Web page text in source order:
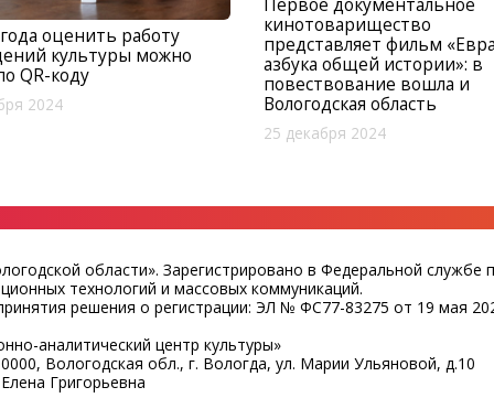
оценить работу
культуры можно
QR-коду
2024
кинотоварищество
представляет фильм
азбука общей истории»: в
повествование вошла и
Вологодская область
25 декабря 2024
области». Зарегистрировано в Федеральной службе
технологий и массовых коммуникаций.
решения о регистрации: ЭЛ № ФС77-83275 от 19 мая
аналитический центр культуры»
Вологодская обл., г. Вологда, ул. Марии Ульяновой, д.10
Григорьевна